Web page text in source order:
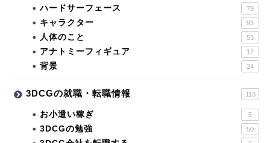
ハードサーフェース 79
キャラクター 93
人体のこと 53
アナトミーフィギュア 12
背景 24
3DCGの就職・転職情報 113
お小遣い稼ぎ 5
3DCGの勉強 50